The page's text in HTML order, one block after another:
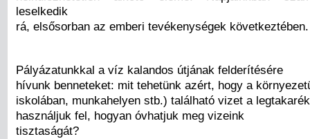
leselkedik
rá, elsősorban az emberi tevékenységek következtében.
Pályázatunkkal a víz kalandos útjának felderítésére
hívunk benneteket: mit tehetünk azért, hogy a
iskolában, munkahelyen stb.) található vizet a
használjuk fel, hogyan óvhatjuk meg vizeink
tisztaságát?